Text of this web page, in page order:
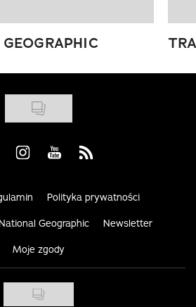
us on Facebook
Visit us on Instagram
Visit us on Youtube
Visit us on Rss
Polityka prywatności
Geographic Newsletter
Moje zgody